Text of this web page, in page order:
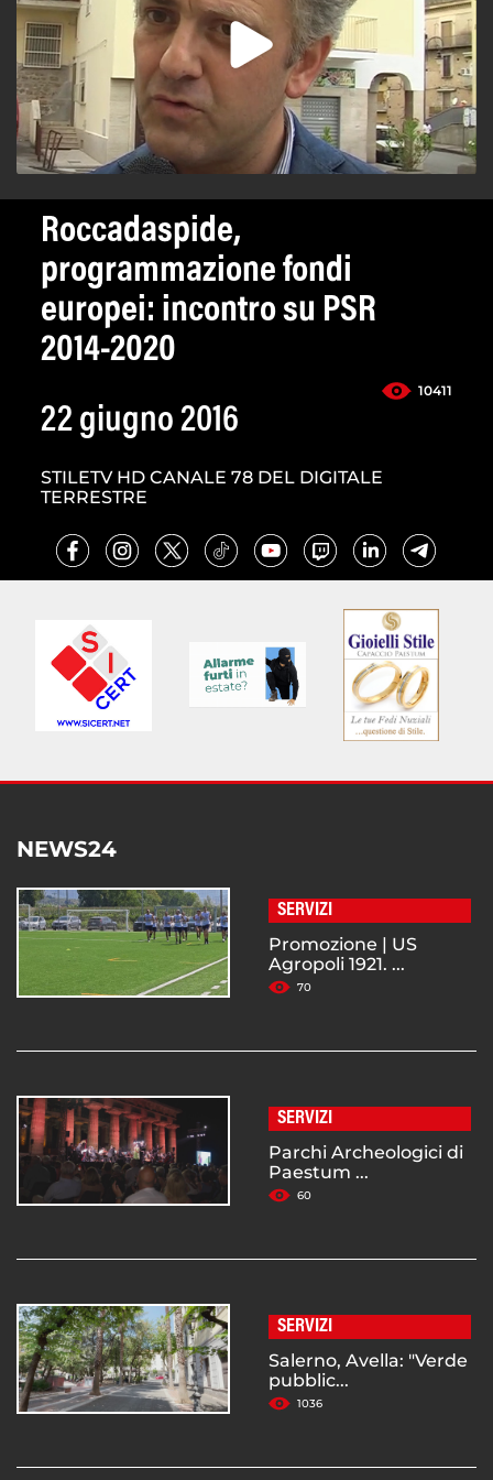
Roccadaspide,
programmazione fondi
europei: incontro su PSR
2014-2020
10411
22 giugno 2016
STILETV HD CANALE 78 DEL DIGITALE
TERRESTRE
NEWS24
SERVIZI
Promozione | US
Agropoli 1921. ...
70
SERVIZI
Parchi Archeologici di
Paestum ...
60
SERVIZI
Salerno, Avella: "Verde
pubblic...
1036